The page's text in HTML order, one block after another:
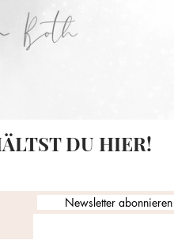
DU HIER!
Newsletter abonnieren